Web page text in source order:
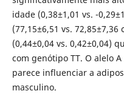
idade (0,38±1,01 vs. -
(77,15±6,51 vs.
(0,44±0,04 vs. 0,42±0,04)
com genótipo TT. O alelo
parece influenciar a
masculino.